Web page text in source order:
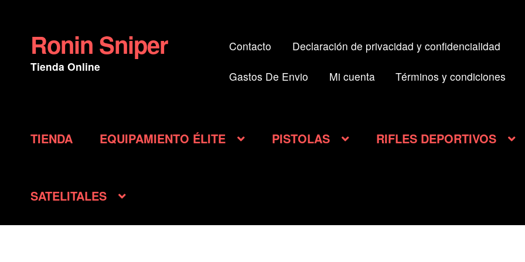
Ir
a
la
Ir
al
contenido
Ronin Sniper
Tienda Online
Contacto Declaración de privacidad y confidencialidad
Gastos De Envio Mi cuenta Términos y condiciones
TIENDA EQUIPAMIENTO ÉLITE PISTOLAS RIFLES DEPORTIVOS
SATELITALES